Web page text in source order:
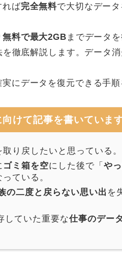
れば完全無料で大切なデー
無料で最大2GB までデータ
を徹底解説します。データ
にデータを復元できる手順
向けて記事を書いていま
り戻したいと思っている。
ゴミ箱を空にした後で「や
ている。
の二度と戻らない思い出 を
していた重要な仕事のデータ